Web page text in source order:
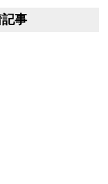
事